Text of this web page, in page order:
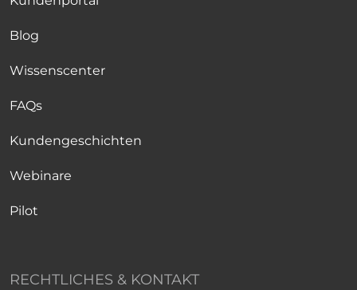
Blog
Wissenscenter
FAQs
Kundengeschichten
Webinare
Pilot
RECHTLICHES & KONTAKT